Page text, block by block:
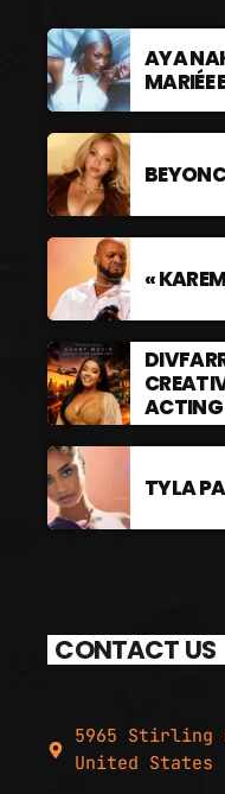
AYA
MARIÉE
«
ACTING
TYLA
CONTACT US
5965 Stirling
United States